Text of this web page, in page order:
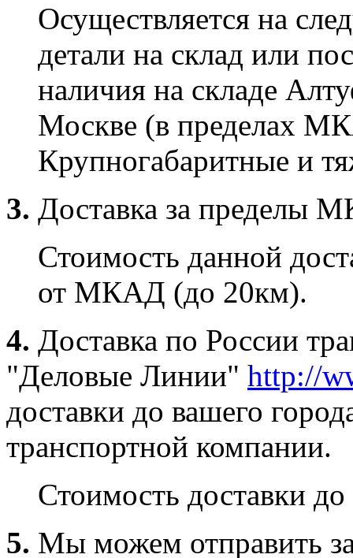
Осуществляется на
детали на склад или
наличия на складе
Москве (в пределах
Крупногабаритные и
3. Доставка за пределы
Стоимость данной
от МКАД (до 20км).
4. Доставка по России
"Деловые Линии" http://
доставки до вашего
транспортной компании.
Стоимость доставки
5. Мы можем отправить